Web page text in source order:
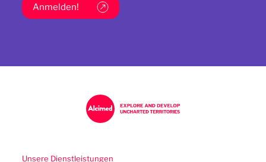
Anmelden!
Unsere Dienstleistungen